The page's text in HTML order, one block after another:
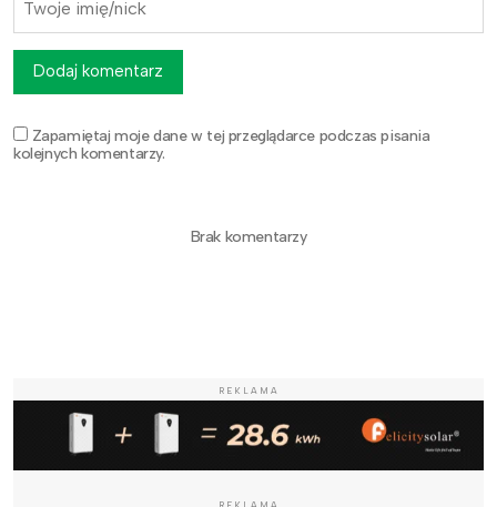
Zapamiętaj moje dane w tej przeglądarce podczas pisania
kolejnych komentarzy.
Dodaj komentarz
Brak komentarzy
REKLAMA
REKLAMA